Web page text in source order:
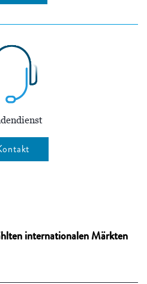
internationalen Märkten